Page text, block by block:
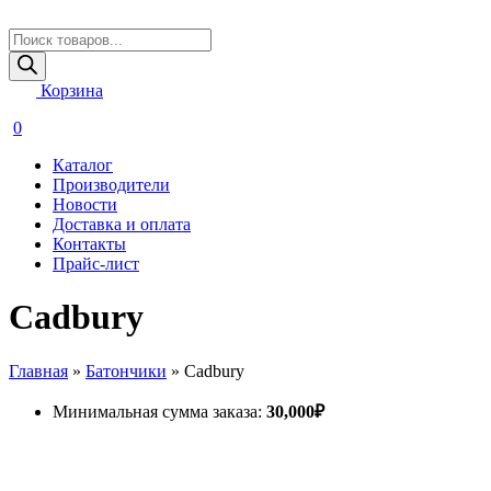
Поиск
товаров
Корзина
0
Каталог
Производители
Новости
Доставка и оплата
Контакты
Прайс-лист
Cadbury
Главная » Батончики » Cadbury
Минимальная сумма заказа: 30,000₽